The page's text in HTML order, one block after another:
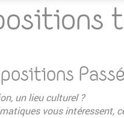
un lieu culturel ?
vous intéressent,